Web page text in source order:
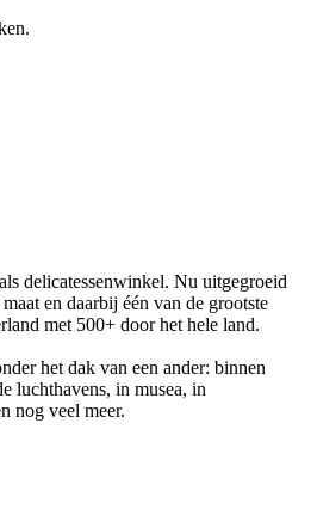
delicatessenwinkel. Nu uitgegroeid
en daarbij één van de grootste
met 500+ door het hele land.
het dak van een ander: binnen
luchthavens, in musea, in
nog veel meer.